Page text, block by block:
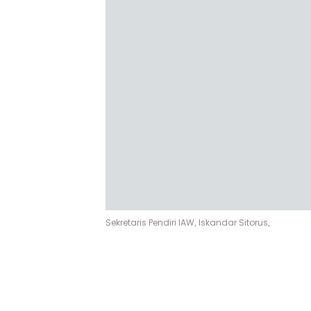
Sekretaris Pendiri IAW, Iskandar Sitorus,